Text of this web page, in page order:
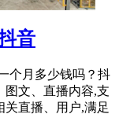
音
个月多少钱吗？抖
图文、直播内容,支
直播、用户,满足